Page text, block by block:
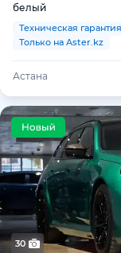
белый
Техническая гарантия
Только на Aster.kz
Астана
30